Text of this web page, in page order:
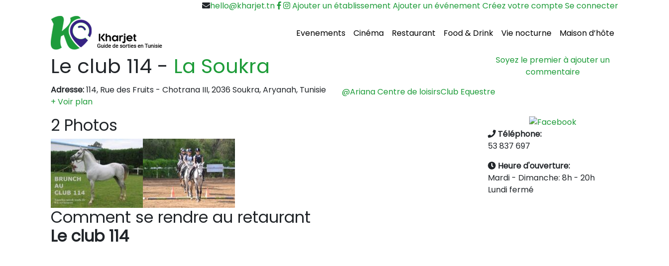
hello@kharjet.tn Ajouter un établissement Ajouter un événement Créez votre compteSe connecter
Evenements Cinéma Restaurant Food & Drink Vie nocturne Maison d’hôte
Le club 114 - La Soukra
Adresse:114, Rue des Fruits - Chotrana III, 2036 Soukra, Aryanah, Tunisie
+ Voir plan
Soyez le premier à ajouter un
commentaire
@ArianaCentre de loisirsClub Equestre
2 Photos
Comment se rendre au retaurant
Le club 114
Téléphone:
53 837 697
Heure d'ouverture:
Mardi - Dimanche: 8h - 20h
Lundi fermé